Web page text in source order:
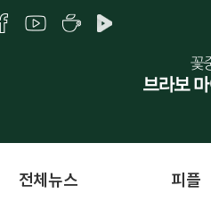
전체뉴스 피플